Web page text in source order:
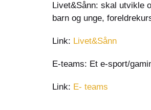
Livet&Sånn: skal utvikle
barn og unge,
Link: Livet&Sånn
E-teams: Et e-sport/
Link: E- teams